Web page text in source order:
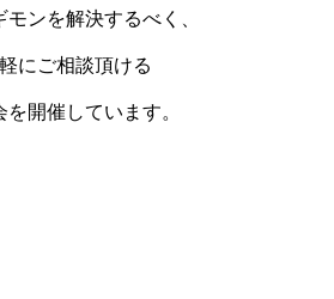
モンを解決するべく、
にご相談頂ける
を開催しています。